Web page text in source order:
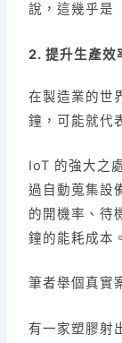
說，這幾乎是
2. 提升生產效
在製造業的世
鐘，可能就代
IoT 的強大之
過自動蒐集設
的開機率、待
鐘的能耗成本。
筆者舉個真實
有一家塑膠射